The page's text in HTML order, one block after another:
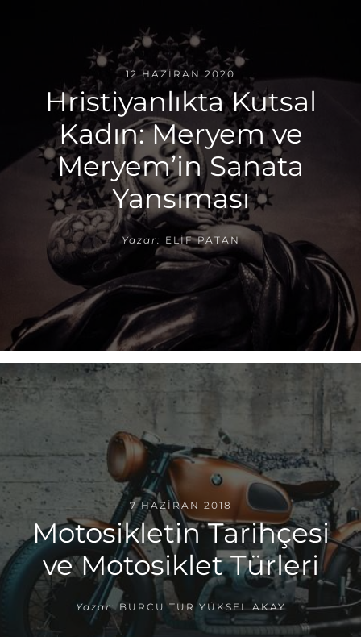
12 HAZIRAN 2020
Hristiyanlıkta Kutsal
Kadın: Meryem ve
Meryem’in Sanata
Yansıması
Yazar: ELIF PATAN
7 HAZIRAN 2018
Motosikletin Tarihçesi
ve Motosiklet Türleri
Yazar: BURCU TUR YÜKSEL AKAY